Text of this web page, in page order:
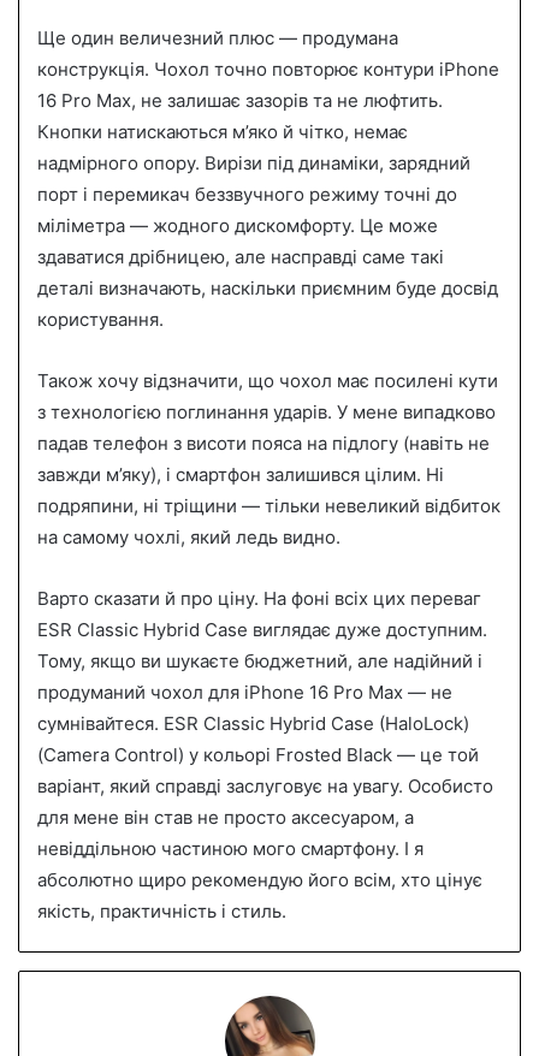
Ще один величезний плюс — продумана
конструкція. Чохол точно повторює контури iPhone
16 Pro Max, не залишає зазорів та не люфтить.
Кнопки натискаються м’яко й чітко, немає
надмірного опору. Вирізи під динаміки, зарядний
порт і перемикач беззвучного режиму точні до
міліметра — жодного дискомфорту. Це може
здаватися дрібницею, але насправді саме такі
деталі визначають, наскільки приємним буде досвід
користування.
Також хочу відзначити, що чохол має посилені кути
з технологією поглинання ударів. У мене випадково
падав телефон з висоти пояса на підлогу (навіть не
завжди м’яку), і смартфон залишився цілим. Ні
подряпини, ні тріщини — тільки невеликий відбиток
на самому чохлі, який ледь видно.
Варто сказати й про ціну. На фоні всіх цих переваг
ESR Classic Hybrid Case виглядає дуже доступним.
Тому, якщо ви шукаєте бюджетний, але надійний і
продуманий чохол для iPhone 16 Pro Max — не
сумнівайтеся. ESR Classic Hybrid Case (HaloLock)
(Camera Control) у кольорі Frosted Black — це той
варіант, який справді заслуговує на увагу. Особисто
для мене він став не просто аксесуаром, а
невіддільною частиною мого смартфону. І я
абсолютно щиро рекомендую його всім, хто цінує
якість, практичність і стиль.